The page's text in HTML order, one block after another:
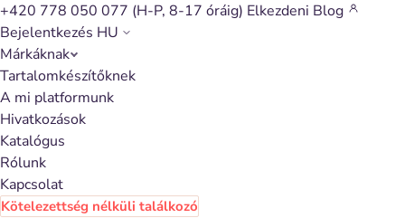
+420 778 050 077 (H-P, 8-17 óráig) Elkezdeni Blog
Bejelentkezés HU
Márkáknak
Tartalomkészítőknek
A mi platformunk
Hivatkozások
Katalógus
Rólunk
Kapcsolat
Kötelezettség nélküli találkozó
Vissza a katalógushoz